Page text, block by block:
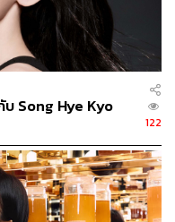
ภภรณ์
การบันเทิงไทยและต่าง
ลเจอร์คือสิ่งที่หล่อหลอมให้
เติบโตขึ้นมา และมีส่วนใน
ยนแปลงสังคมได้ ปัจจุบัน
รรมบันเทิงเกาหลี
Song Hye Kyo
122